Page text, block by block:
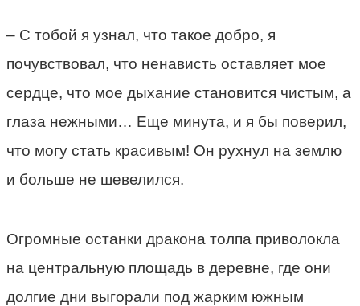
– С тобой я узнал, что такое добро, я
почувствовал, что ненависть оставляет мое
сердце, что мое дыхание становится чистым, а
глаза нежными… Еще минута, и я бы поверил,
что могу стать красивым! Он рухнул на землю
и больше не шевелился.
Огромные останки дракона толпа приволокла
на центральную площадь в деревне, где они
долгие дни выгорали под жарким южным